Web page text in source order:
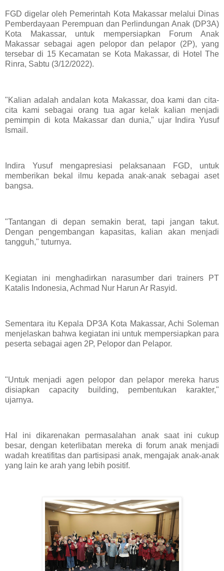
FGD digelar oleh Pemerintah Kota Makassar melalui Dinas
Pemberdayaan Perempuan dan Perlindungan Anak (DP3A)
Kota Makassar, untuk mempersiapkan Forum Anak
Makassar sebagai agen pelopor dan pelapor (2P), yang
tersebar di 15 Kecamatan se Kota Makassar, di Hotel The
Rinra, Sabtu (3/12/2022).
"Kalian adalah andalan kota Makassar, doa kami dan cita-
cita kami sebagai orang tua agar kelak kalian menjadi
pemimpin di kota Makassar dan dunia," ujar Indira Yusuf
Ismail.
Indira Yusuf mengapresiasi pelaksanaan FGD, untuk
memberikan bekal ilmu kepada anak-anak sebagai aset
bangsa.
"Tantangan di depan semakin berat, tapi jangan takut.
Dengan pengembangan kapasitas, kalian akan menjadi
tangguh," tuturnya.
Kegiatan ini menghadirkan narasumber dari trainers PT
Katalis Indonesia, Achmad Nur Harun Ar Rasyid.
Sementara itu Kepala DP3A Kota Makassar, Achi Soleman
menjelaskan bahwa kegiatan ini untuk mempersiapkan para
peserta sebagai agen 2P, Pelopor dan Pelapor.
"Untuk menjadi agen pelopor dan pelapor mereka harus
disiapkan capacity building, pembentukan karakter,"
ujarnya.
Hal ini dikarenakan permasalahan anak saat ini cukup
besar, dengan keterlibatan mereka di forum anak menjadi
wadah kreatifitas dan partisipasi anak, mengajak anak-anak
yang lain ke arah yang lebih positif.